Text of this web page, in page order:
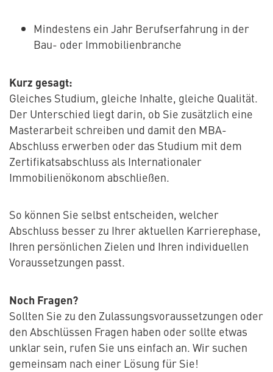
Mindestens ein Jahr Berufserfahrung in der
Bau- oder Immobilienbranche
Kurz gesagt:
Gleiches Studium, gleiche Inhalte, gleiche Qualität.
Der Unterschied liegt darin, ob Sie zusätzlich eine
Masterarbeit schreiben und damit den MBA-
Abschluss erwerben oder das Studium mit dem
Zertifikatsabschluss als Internationaler
Immobilienökonom abschließen.
So können Sie selbst entscheiden, welcher
Abschluss besser zu Ihrer aktuellen Karrierephase,
Ihren persönlichen Zielen und Ihren individuellen
Voraussetzungen passt.
Noch Fragen?
Sollten Sie zu den Zulassungsvoraussetzungen oder
den Abschlüssen Fragen haben oder sollte etwas
unklar sein, rufen Sie uns einfach an. Wir suchen
gemeinsam nach einer Lösung für Sie!